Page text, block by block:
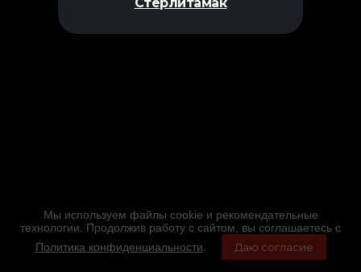
Мы используем файлы cookie и рекомендательные
технологии. Продолжив работу с сайтом, вы соглашаетесь с
Политика конфиденциальности
Даю согласие